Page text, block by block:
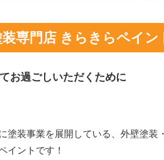
専門店 きらきらペイ
お過ごしいただくために
塗装事業を展開している、外壁塗装・
イントです！